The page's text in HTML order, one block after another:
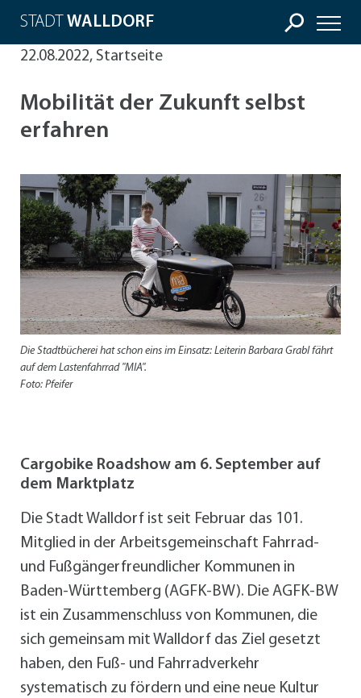
STADT WALLDORF
22.08.2022, Startseite
Mobilität der Zukunft selbst
erfahren
Die Stadtbücherei hat schon eins im Einsatz: Leiterin Barbara Grabl fährt
auf dem Lastenfahrrad "MIA".
Foto: Pfeifer
Cargobike Roadshow am 6. September auf
dem Marktplatz
Die Stadt Walldorf ist seit Februar das 101.
Mitglied in der Arbeitsgemeinschaft Fahrrad-
und Fußgängerfreundlicher Kommunen in
Baden-Württemberg (AGFK-BW). Die AGFK-BW
ist ein Zusammenschluss von Kommunen, die
sich gemeinsam mit Walldorf das Ziel gesetzt
haben, den Fuß- und Fahrradverkehr
systematisch zu fördern und eine neue Kultur